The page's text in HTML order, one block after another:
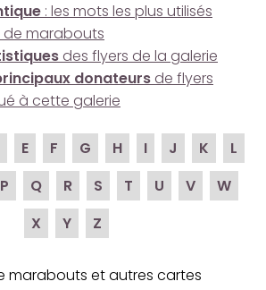
: les mots les plus utilisés
de marabouts
des flyers de la galerie
donateurs de flyers
à cette galerie
E F G H I J K
L
P Q R S T U V
W
X
Y Z
marabouts et autres cartes